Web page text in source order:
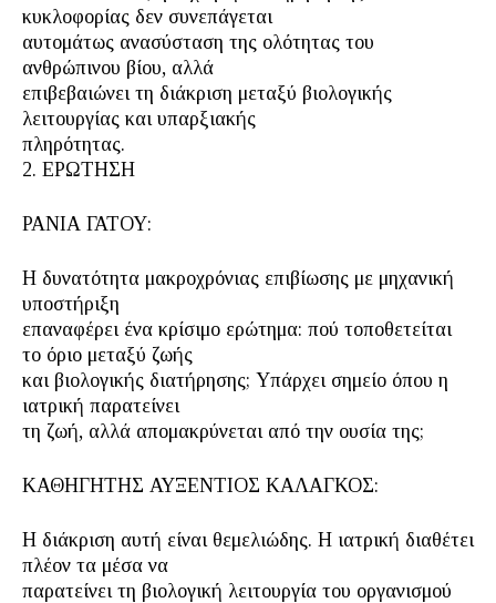
κυκλοφορίας δεν συνεπάγεται
αυτομάτως ανασύσταση της ολότητας του
ανθρώπινου βίου, αλλά
επιβεβαιώνει τη διάκριση μεταξύ βιολογικής
λειτουργίας και υπαρξιακής
πληρότητας.
2. ΕΡΩΤΗΣΗ
ΡΑΝΙΑ ΓΑΤΟΥ:
Η δυνατότητα μακροχρόνιας επιβίωσης με μηχανική
υποστήριξη
επαναφέρει ένα κρίσιμο ερώτημα: πού τοποθετείται
το όριο μεταξύ ζωής
και βιολογικής διατήρησης; Υπάρχει σημείο όπου η
ιατρική παρατείνει
τη ζωή, αλλά απομακρύνεται από την ουσία της;
ΚΑΘΗΓΗΤΗΣ ΑΥΞΕΝΤΙΟΣ ΚΑΛΑΓΚΟΣ:
Η διάκριση αυτή είναι θεμελιώδης. Η ιατρική διαθέτει
πλέον τα μέσα να
παρατείνει τη βιολογική λειτουργία του οργανισμού